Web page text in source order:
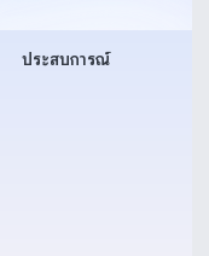
ประสบการณ์